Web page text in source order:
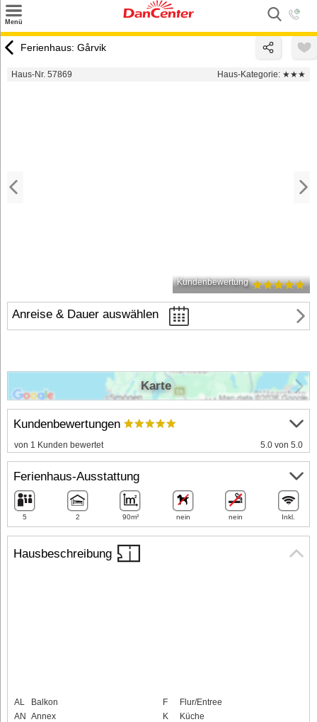
Menü
Urlaubsziele
Ferienhaus: Gårvik
Haus-Nr. 57869 Haus-Kategorie: ★★★
Kundenbewertung
Anreise & Dauer auswählen
Hausbeschreibung
AL
Balkon
AN Annex
F
Flur/Entree
K
Küche
Kundenbewertungen
von 1 Kunden bewertet 5.0 von 5.0
Ferienhaus-Ausstattung
5 2 90m² nein nein Inkl.
Karte